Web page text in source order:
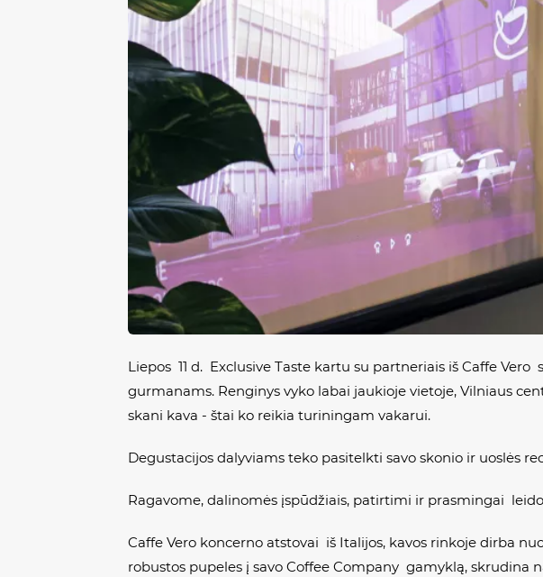
Liepos 11 d. Exclusive Taste kartu su partneriais iš Caffe
gurmanams. Renginys vyko labai jaukioje vietoje, Vilniaus
skani kava - štai ko reikia turiningam vakarui.
Degustacijos dalyviams teko pasitelkti savo skonio ir uoslės
Ragavome, dalinomės įspūdžiais, patirtimi ir prasmingai
Caffe Vero koncerno atstovai iš Italijos, kavos rinkoje dirba
robustos pupeles į savo Coffee Company gamyklą,